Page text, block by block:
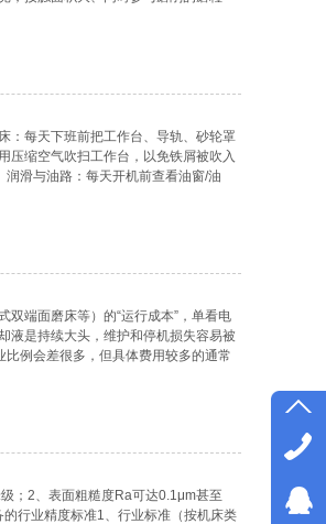
：每天下班前把工作台、导轨、砂轮罩
压缩空气吹扫工作台，以免铁屑被吹入
润滑与油路：每天开机前查看油窗/油
端面磨床等）的“运行成本”，单看电
液是持续大头，维护和停机损失容易被
比例会差很多，但具体费用较多的通常
；2、表面粗糙度Ra可达0.1μm甚至
行业精度标准1、行业标准（按机床类